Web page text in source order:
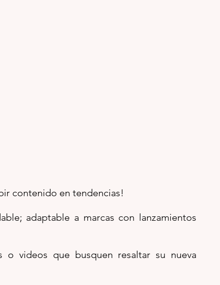
contenido en tendencias!
adaptable a marcas con lanzamientos
o videos que busquen resaltar su nueva